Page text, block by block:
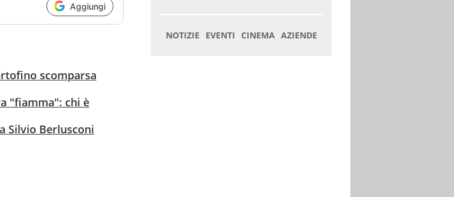
Aggiungi
scomparsa
"fiamma": chi è
Silvio Berlusconi